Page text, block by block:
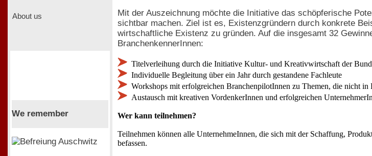
About us
We remember
Mit der Auszeichnung möchte die Initiative das schöpferische
sichtbar machen. Ziel ist es, Existenzgründern durch konkrete
wirtschaftliche Existenz zu gründen. Auf die insgesamt 32
BranchenkennerInnen:
Titelverleihung durch die Initiative Kultur- und Kreativwirtschaft der
Individuelle Begleitung über ein Jahr durch gestandene Fachleute
Workshops mit erfolgreichen BranchenpilotInnen zu Themen, die nicht in
Austausch mit kreativen VordenkerInnen und erfolgreichen
Wer kann teilnehmen?
Teilnehmen können alle UnternehmeInnen, die sich mit der Schaffung,
befassen.